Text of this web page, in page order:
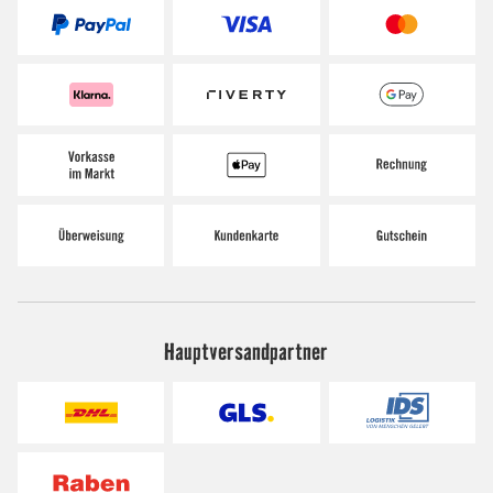
Hauptversandpartner